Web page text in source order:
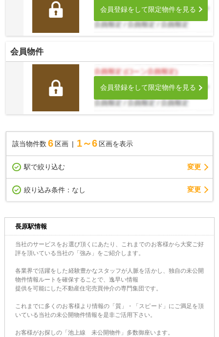
会員登録をして限定物件を見る
会員物件
会員登録をして限定物件を見る
該当物件数 6 区画 1～6 区画を表示
駅で絞り込む 変更
絞り込み条件： なし 変更
長原駅情報
当社のサービスをお選び頂くにあたり、これまでのお客様から大変ご好
評を頂いている当社の「強み」をご紹介します。
各業界で活躍をした経験豊かなスタッフが人脈を活かし、独自の未公開
物件情報ルートを確保することで、逸早い情報
提供を可能にした不動産住宅売買仲介の専門集団です。
これまでに多くのお客様より情報の「質」・「スピード」にご満足を頂
いている当社の未公開物件情報を是非ご活用下さい。
お客様がお探しの「池上線 未公開物件」多数御座います。